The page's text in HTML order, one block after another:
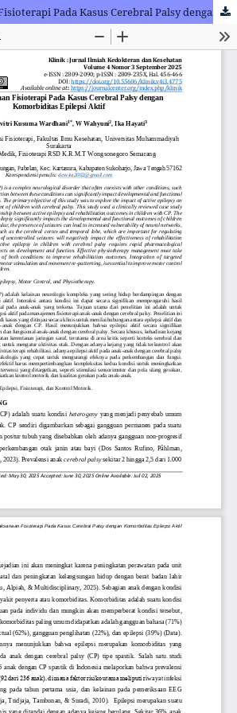
Penatalaksanaan Fisioterapi Pada Kasus Cerebral Palsy dengan Komorbiditas Epilepsi Aktif